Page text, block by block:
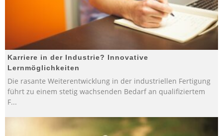
Karriere in der Industrie? Innovative
Lernmöglichkeiten
Die rasante Weiterentwicklung in der industriellen Fertigung
führt zu einem stetig wachsenden Bedarf an qualifiziertem
F...